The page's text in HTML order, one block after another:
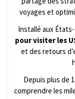
voyages et
Installé aux
pour visiter les
et des retours
Depuis plus de
comprendre les